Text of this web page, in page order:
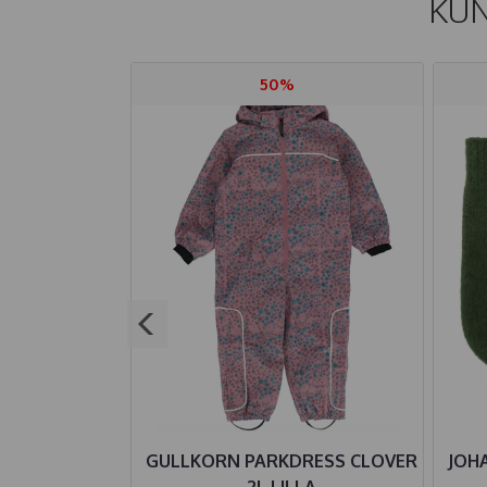
50%
GULLKORN PARKDRESS CLOVER